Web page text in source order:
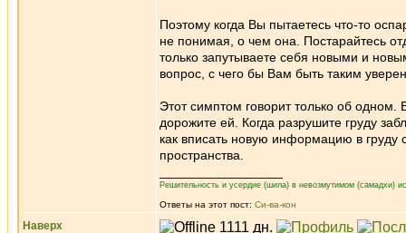
Поэтому когда Вы пытаетесь что-то
не понимая, о чем она. Постарайтесь
только запутываете себя новыми и
вопрос, с чего бы Вам быть таким
Этот симптом говорит только об
дорожите ей. Когда разрушите груду
как вписать новую информацию в груду
пространства.
Решительность и усердие (шила) в невозмутимом (самадхи)
Ответы на этот пост: Си-ва-кон
Наверх